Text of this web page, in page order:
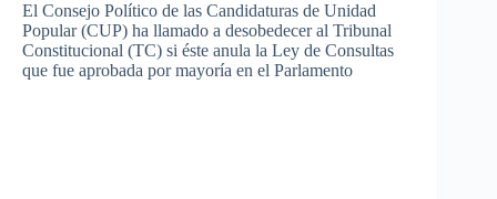
El Consejo Político de las Candidaturas de Unidad
Popular (CUP) ha llamado a desobedeceral Tribunal
Constitucional (TC) si éste anula la Ley de Consultas
que fue aprobada por mayoría en el Parlamento